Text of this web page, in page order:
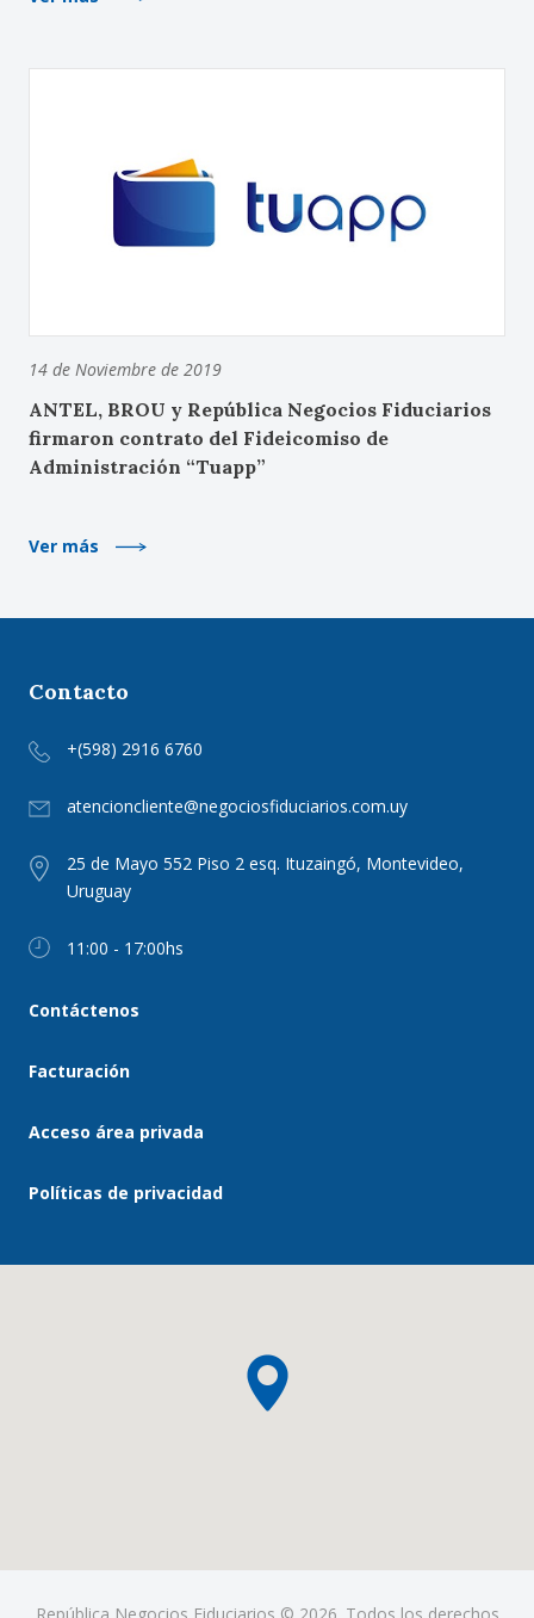
14 de Noviembre de 2019
ANTEL, BROU y República Negocios Fiduciarios
firmaron contrato del Fideicomiso de
Administración “Tuapp”
Ver más
Contacto
+(598) 2916 6760
atencioncliente@negociosfiduciarios.com.uy
25 de Mayo 552 Piso 2 esq. Ituzaingó, Montevideo,
Uruguay
11:00 - 17:00hs
Contáctenos
Facturación
Acceso área privada
Políticas de privacidad